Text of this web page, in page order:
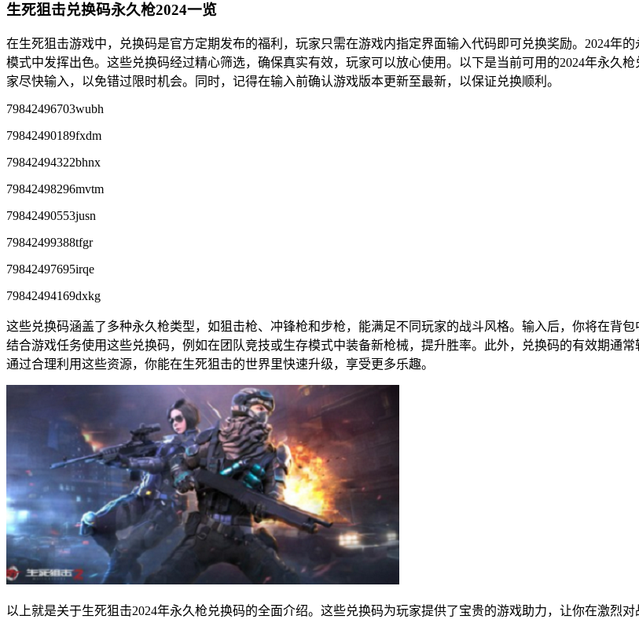
生死狙击兑换码永久枪2024一览
在生死狙击游戏中，兑换码是官方定期发布的福利，玩家只需在游戏内指定界面输入代码即可兑换奖励。2024年
模式中发挥出色。这些兑换码经过精心筛选，确保真实有效，玩家可以放心使用。以下是当前可用的2024年永久
家尽快输入，以免错过限时机会。同时，记得在输入前确认游戏版本更新至最新，以保证兑换顺利。
79842496703wubh
79842490189fxdm
79842494322bhnx
79842498296mvtm
79842490553jusn
79842499388tfgr
79842497695irqe
79842494169dxkg
这些兑换码涵盖了多种永久枪类型，如狙击枪、冲锋枪和步枪，能满足不同玩家的战斗风格。输入后，你将在背
结合游戏任务使用这些兑换码，例如在团队竞技或生存模式中装备新枪械，提升胜率。此外，兑换码的有效期通
通过合理利用这些资源，你能在生死狙击的世界里快速升级，享受更多乐趣。
以上就是关于生死狙击2024年永久枪兑换码的全面介绍。这些兑换码为玩家提供了宝贵的游戏助力，让你在激烈